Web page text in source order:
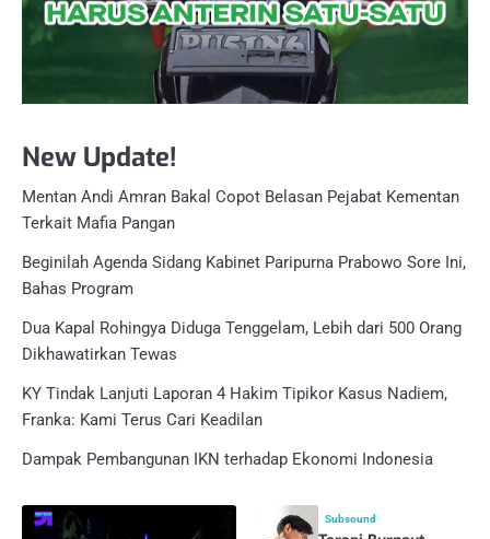
New Update!
Mentan Andi Amran Bakal Copot Belasan Pejabat Kementan
Terkait Mafia Pangan
Beginilah Agenda Sidang Kabinet Paripurna Prabowo Sore Ini,
Bahas Program
Dua Kapal Rohingya Diduga Tenggelam, Lebih dari 500 Orang
Dikhawatirkan Tewas
KY Tindak Lanjuti Laporan 4 Hakim Tipikor Kasus Nadiem,
Franka: Kami Terus Cari Keadilan
Dampak Pembangunan IKN terhadap Ekonomi Indonesia
Subsound